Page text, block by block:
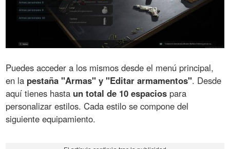
Puedes acceder a los mismos desde el menú principal,
en la pestaña "Armas" y "Editar armamentos". Desde
aquí tienes hasta un total de 10 espacios para
personalizar estilos. Cada estilo se compone del
siguiente equipamiento.